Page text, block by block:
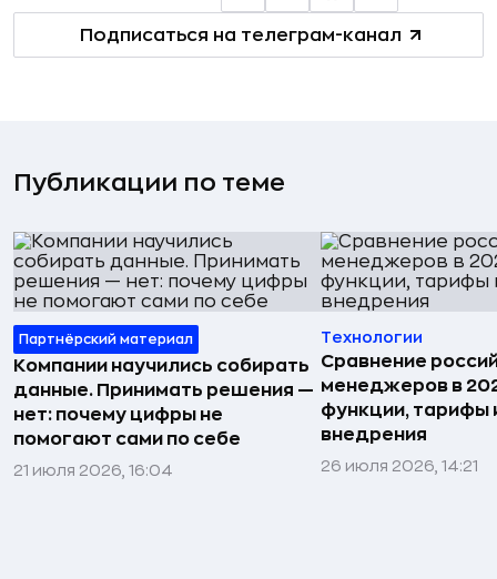
Подписаться на телеграм-канал
Публикации по теме
Партнёрский материал
Компании научились собирать
данные. Принимать решения —
нет: почему цифры не
помогают сами по себе
21 июля 2026, 16:04
Технологии
Сравнение
менеджеров в
функции, тарифы
внедрения
26 июля 2026, 14:21